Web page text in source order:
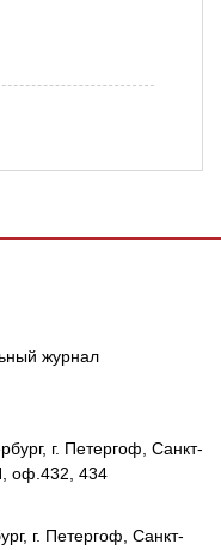
журнал
г. Петергоф, Санкт-
оф.432, 434
г. Петергоф, Санкт-